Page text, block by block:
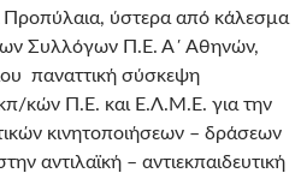
Προπύλαια, ύστερα από κάλεσμα
Συλλόγων Π.Ε. Α΄ Αθηνών,
παναττική σύσκεψη
κών Π.Ε. και Ε.Λ.Μ.Ε. για την
κινητοποιήσεων – δράσεων
αντιλαϊκή – αντιεκπαιδευτική